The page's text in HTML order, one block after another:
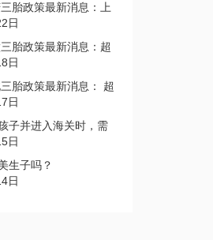
胎政策最新消息：上
证指南
日
胎政策最新消息：超
准更新
日
胎政策最新消息： 超
纳社会抚养费
日
子并进入海关时，需
是什么？
日
生子吗？
日